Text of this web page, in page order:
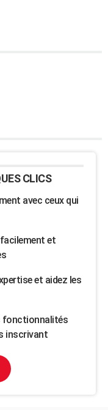
CLICS
avec ceux qui
et
et aidez les
fonctionnalités
inscrivant